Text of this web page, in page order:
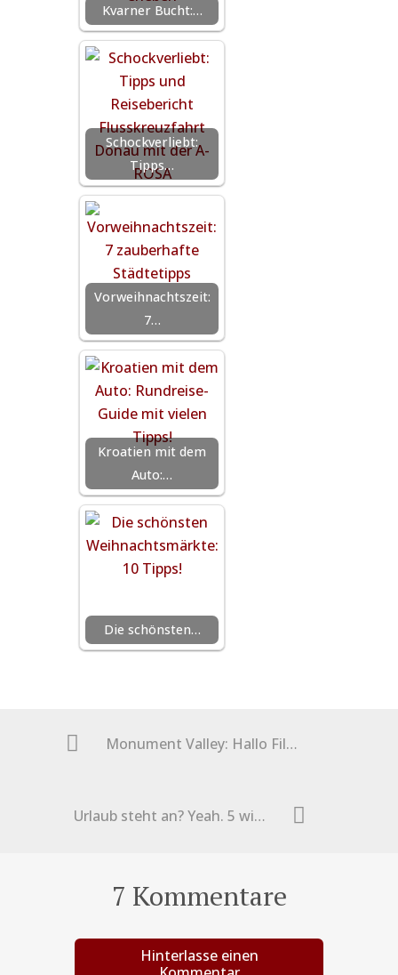
Kvarner Bucht:…
Schockverliebt:
Tipps…
Vorweihnachtszeit:
7…
Kroatien mit dem
Auto:…
Die schönsten…
Monument Valley: Hallo Filmstar! Darf ich eintreten?
Urlaub steht an? Yeah. 5 wichtige Tipps für sofort!
7 Kommentare
Hinterlasse einen